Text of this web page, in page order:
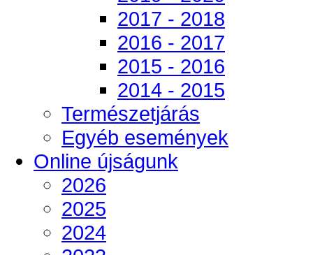
2017 - 2018
2016 - 2017
2015 - 2016
2014 - 2015
Természetjárás
Egyéb események
Online újságunk
2026
2025
2024